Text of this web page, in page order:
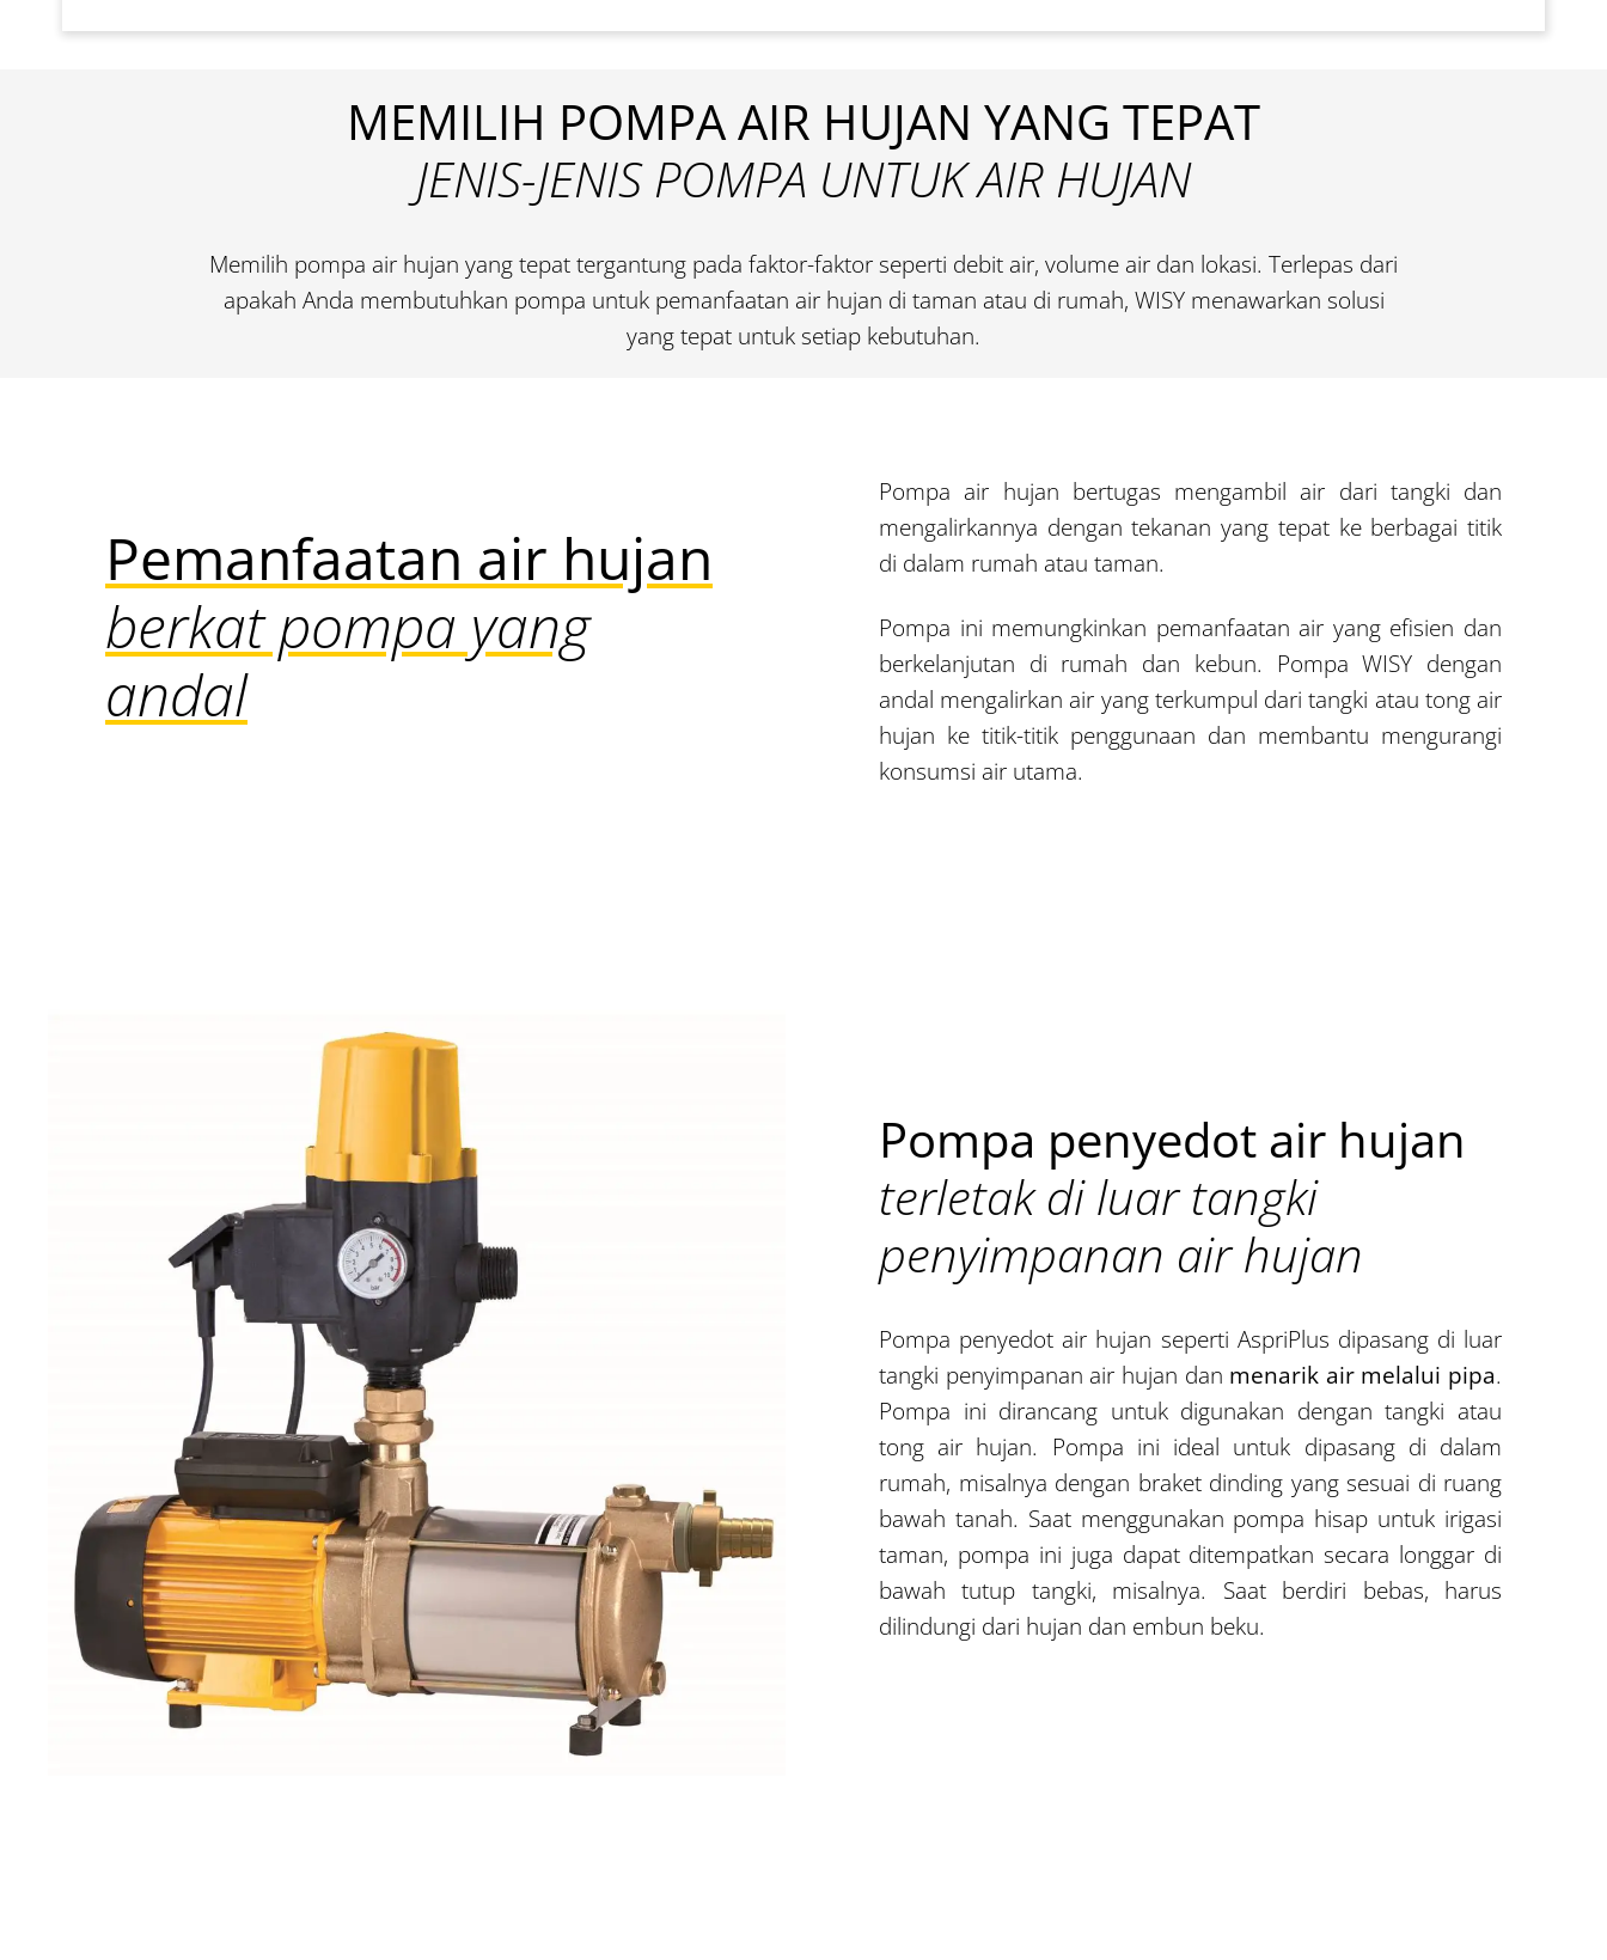
MEMILIH POMPA AIR HUJAN YANG TEPAT
JENIS-JENIS POMPA UNTUK AIR HUJAN
Memilih pompa air hujan yang tepat tergantung pada faktor-faktor seperti debit air, volume air dan lokasi. Terlepas dari
apakah Anda membutuhkan pompa untuk pemanfaatan air hujan di taman atau di rumah, WISY menawarkan solusi
yang tepat untuk setiap kebutuhan.
Pemanfaatan air hujan
berkat pompa yang
andal
Pompa air hujan bertugas mengambil air dari tangki dan
mengalirkannya dengan tekanan yang tepat ke berbagai titik
di dalam rumah atau taman.
Pompa ini memungkinkan pemanfaatan air yang efisien dan
berkelanjutan di rumah dan kebun. Pompa WISY dengan
andal mengalirkan air yang terkumpul dari tangki atau tong air
hujan ke titik-titik penggunaan dan membantu mengurangi
konsumsi air utama.
Pompa penyedot air hujan
terletak di luar tangki
penyimpanan air hujan
Pompa penyedot air hujan seperti AspriPlus dipasang di luar
tangki penyimpanan air hujan dan menarik air melalui pipa.
Pompa ini dirancang untuk digunakan dengan tangki atau
tong air hujan. Pompa ini ideal untuk dipasang di dalam
rumah, misalnya dengan braket dinding yang sesuai di ruang
bawah tanah. Saat menggunakan pompa hisap untuk irigasi
taman, pompa ini juga dapat ditempatkan secara longgar di
bawah tutup tangki, misalnya. Saat berdiri bebas, harus
dilindungi dari hujan dan embun beku.